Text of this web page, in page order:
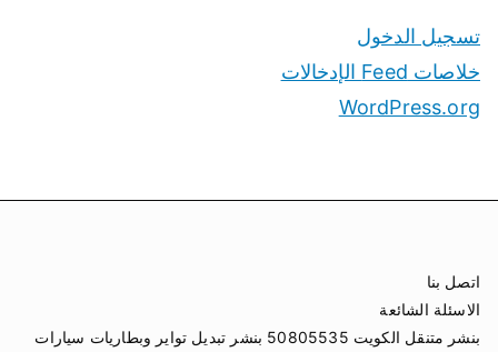
تسجيل الدخول
خلاصات Feed الإدخالات
WordPress.org
اتصل بنا
الاسئلة الشائعة
بنشر متنقل الكويت 50805535 بنشر تبديل تواير وبطاريات سيارات